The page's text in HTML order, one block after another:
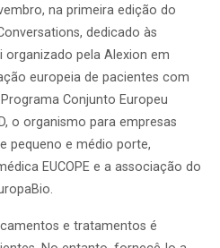
na primeira edição do
dedicado às
organizado pela Alexion em
europeia de pacientes com
Conjunto Europeu
o organismo para empresas
pequeno e médio porte,
EUCOPE e a associação do
e tratamentos é